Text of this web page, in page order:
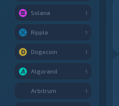
Solana 1
Ripple 1
Dogecoin 1
Algorand 1
Arbitrum 1